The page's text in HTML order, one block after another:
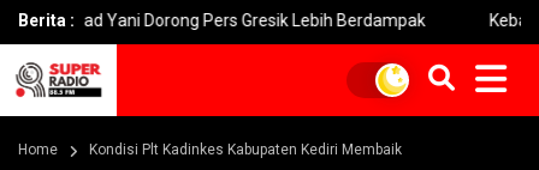
Berita :Yani Dorong Pers Gresik Lebih Berdampak Kebakaran
Home Kondisi Plt Kadinkes Kabupaten Kediri Membaik